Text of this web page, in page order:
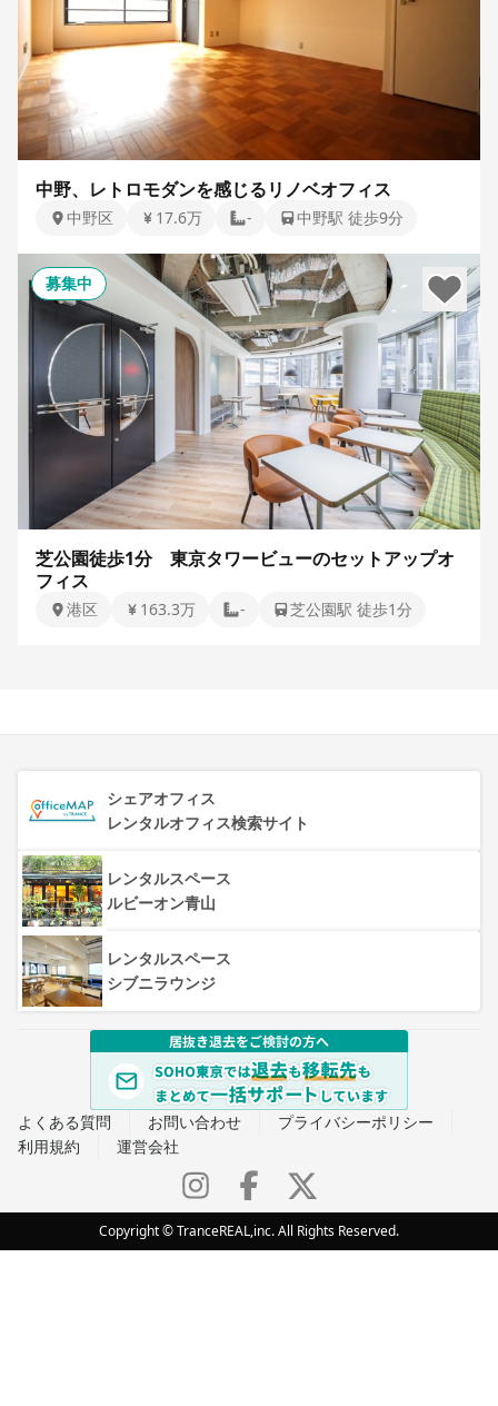
中野、レトロモダンを感じるリノベオフィス
中野区 17.6万 - 中野駅 徒歩9分
募集中
芝公園徒歩1分 東京タワービューのセットアップオ
フィス
港区 163.3万 - 芝公園駅 徒歩1分
シェアオフィス
レンタルオフィス検索サイト
レンタルスペース
ルビーオン青山
レンタルスペース
シブニラウンジ
よくある質問 お問い合わせ
プライバシーポリシー
利用規約
運営会社
Copyright © TranceREAL,inc. All Rights Reserved.